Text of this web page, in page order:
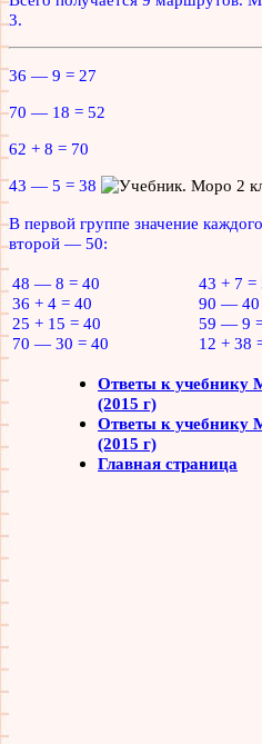
3.
36 — 9 = 27
70 — 18 = 52
62 + 8 = 70
43 — 5 = 38
В первой группе значение
второй — 50:
48 — 8 = 40
36 + 4 = 40
25 + 15 = 40
70 — 30 = 40
43 + 7 =
90 — 40
59 — 9
12 + 38
Ответы к учебнику
(2015 г)
Ответы к учебнику
(2015 г)
Главная страница